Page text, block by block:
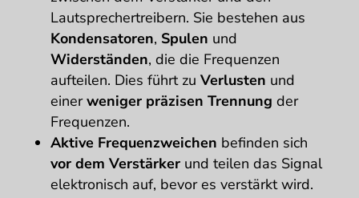
Lautsprechertreibern. Sie bestehen aus
Kondensatoren, Spulen und
Widerständen, die die Frequenzen
aufteilen. Dies führt zu Verlusten und
einerweniger präzisen Trennung der
Frequenzen.
Aktive Frequenzweichen befinden sich
vor dem Verstärkerund teilen das Signal
elektronisch auf, bevor es verstärkt wird.